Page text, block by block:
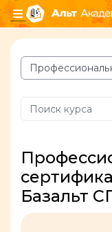
Перейти к
Боковая панель
Категории
Поиск курса
Базальт